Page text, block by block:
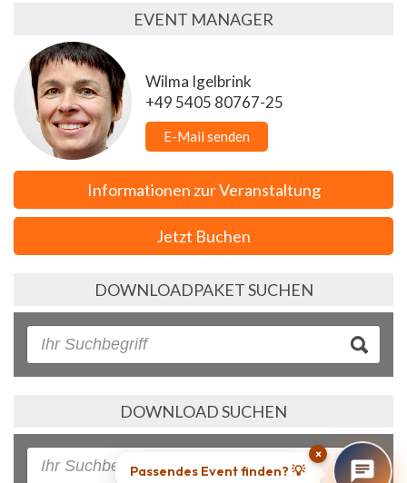
EVENT MANAGER
Wilma Igelbrink
+49 5405 80767-25
E-Mail senden
Informationen zur Veranstaltung
Jetzt Buchen
DOWNLOADPAKET SUCHEN
DOWNLOAD SUCHEN
×
Passendes Event finden? 💡